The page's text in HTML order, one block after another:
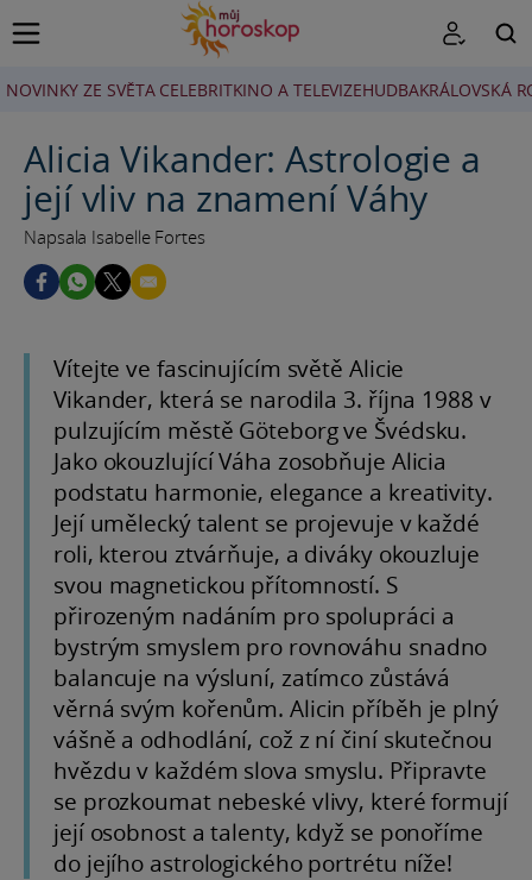
NOVINKY ZE SVĚTA CELEBRITKINO A TELEVIZEHUDBAKRÁLOVSKÁ
Alicia Vikander: Astrologie a
její vliv na znamení Váhy
Napsala Isabelle Fortes
Vítejte ve fascinujícím světě Alicie
Vikander, která se narodila 3. října 1988 v
pulzujícím městě Göteborg ve Švédsku.
Jako okouzlující Váha zosobňuje Alicia
podstatu harmonie, elegance a kreativity.
Její umělecký talent se projevuje v každé
roli, kterou ztvárňuje, a diváky okouzluje
svou magnetickou přítomností. S
přirozeným nadáním pro spolupráci a
bystrým smyslem pro rovnováhu snadno
balancuje na výsluní, zatímco zůstává
věrná svým kořenům. Alicin příběh je plný
vášně a odhodlání, což z ní činí skutečnou
hvězdu v každém slova smyslu. Připravte
se prozkoumat nebeské vlivy, které formují
její osobnost a talenty, když se ponoříme
do jejího astrologického portrétu níže!